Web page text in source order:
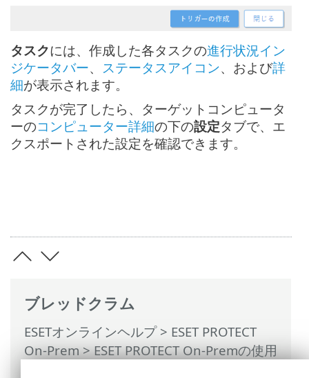
ブレッドクラム
ESETオンラインヘルプ> ESET PROTECT
On-Prem>ESET PROTECT On-Premの使用
タスクには、作成した各タスクの進行状況イン
ジケータバー、 ステータスアイコン、および詳
細が表示されます。
タスクが完了したら、ターゲットコンピュータ
ーのコンピューター詳細の下の設定タブで、エ
クスポートされた設定を確認できます。